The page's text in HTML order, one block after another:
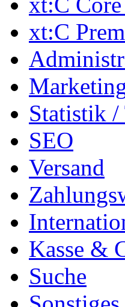
xt:C
Statistik
SEO
Versand
Kasse &
Suche